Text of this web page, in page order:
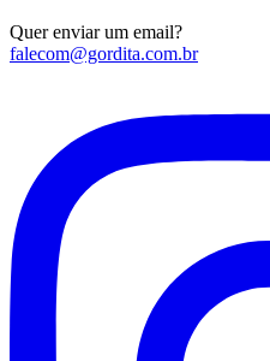
Quer enviar um email?
falecom@gordita.com.br